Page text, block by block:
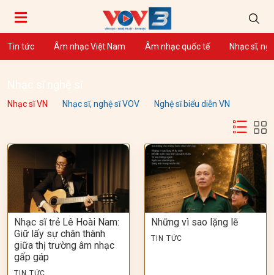
Tin tức Âm nhạc Việt Nam Âm nhạc quốc tế Nhạc sĩ,
Nhạc sĩ nghệ sĩ
Nhạc sĩ VN Nhạc sĩ, nghệ sĩ VOV Nghệ sĩ biểu diễn VN
Nhạc sĩ trẻ Lê Hoài Nam:
Giữ lấy sự chân thành
giữa thị trường âm nhạc
gấp gáp
TIN TỨC
Những vì sao lặng lẽ
TIN TỨC